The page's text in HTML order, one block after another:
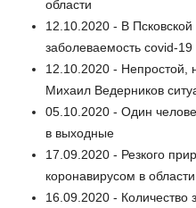
области
12.10.2020 - В Псковской
заболеваемость covid-
12.10.2020 - Непростой,
Михаил Ведерников
05.10.2020 - Один
в выходные
17.09.2020 - Резкого
коронавирусом в
16.09.2020 - Количество